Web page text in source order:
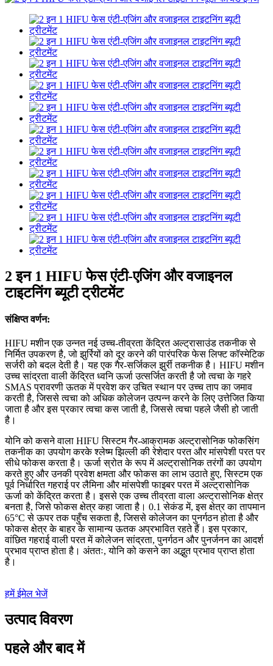
2 इन 1 HIFU फेस एंटी-एजिंग और वजाइनल
टाइटनिंग ब्यूटी ट्रीटमेंट
संक्षिप्त वर्णन:
HIFU मशीन एक उन्नत नई उच्च-तीव्रता केंद्रित अल्ट्रासाउंड तकनीक से
निर्मित उपकरण है, जो झुर्रियों को दूर करने की पारंपरिक फेस लिफ्ट कॉस्मेटिक
सर्जरी को बदल देती है। यह एक गैर-सर्जिकल झुर्री तकनीक है। HIFU मशीन
उच्च सांद्रता वाली केंद्रित ध्वनि ऊर्जा उत्सर्जित करती है जो त्वचा के गहरे
SMAS प्रावरणी ऊतक में प्रवेश कर उचित स्थान पर उच्च ताप का जमाव
करती है, जिससे त्वचा को अधिक कोलेजन उत्पन्न करने के लिए उत्तेजित किया
जाता है और इस प्रकार त्वचा कस जाती है, जिससे त्वचा पहले जैसी हो जाती
है।
योनि को कसने वाला HIFU सिस्टम गैर-आक्रामक अल्ट्रासोनिक फोकसिंग
तकनीक का उपयोग करके श्लेष्म झिल्ली की रेशेदार परत और मांसपेशी परत पर
सीधे फोकस करता है। ऊर्जा स्रोत के रूप में अल्ट्रासोनिक तरंगों का उपयोग
करते हुए और उनकी प्रवेश क्षमता और फोकस का लाभ उठाते हुए, सिस्टम एक
पूर्व निर्धारित गहराई पर लैमिना और मांसपेशी फाइबर परत में अल्ट्रासोनिक
ऊर्जा को केंद्रित करता है। इससे एक उच्च तीव्रता वाला अल्ट्रासोनिक क्षेत्र
बनता है, जिसे फोकस क्षेत्र कहा जाता है। 0.1 सेकंड में, इस क्षेत्र का तापमान
65°C से ऊपर तक पहुँच सकता है, जिससे कोलेजन का पुनर्गठन होता है और
फोकस क्षेत्र के बाहर के सामान्य ऊतक अप्रभावित रहते हैं। इस प्रकार,
वांछित गहराई वाली परत में कोलेजन सांद्रता, पुनर्गठन और पुनर्जनन का आदर्श
प्रभाव प्राप्त होता है। अंततः, योनि को कसने का अद्भुत प्रभाव प्राप्त होता
है।
हमें ईमेल भेजें
उत्पाद विवरण
पहले और बाद में